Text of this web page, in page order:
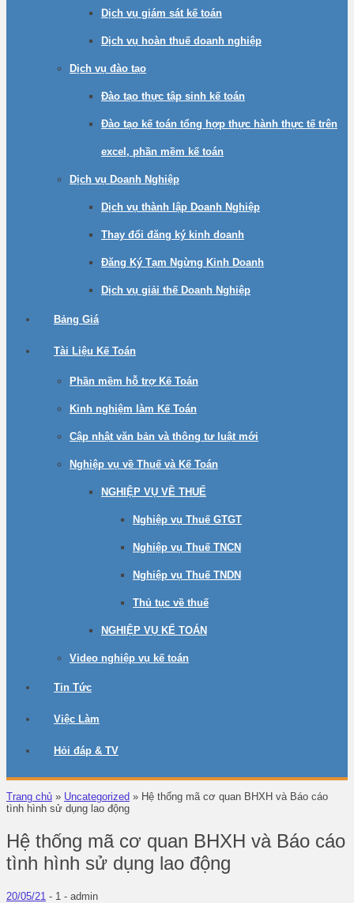
Dịch vụ giám sát kế toán
Dịch vụ hoàn thuế doanh nghiệp
Dịch vụ đào tạo
Đào tạo thực tập sinh kế toán
Đào tạo kế toán tổng hợp thực hành thực tế trên
excel, phần mềm kế toán
Dịch vụ Doanh Nghiệp
Dịch vụ thành lập Doanh Nghiệp
Thay đổi đăng ký kinh doanh
Đăng Ký Tạm Ngừng Kinh Doanh
Dịch vụ giải thế Doanh Nghiệp
Bảng Giá
Tài Liệu Kế Toán
Phần mềm hỗ trợ Kế Toán
Kinh nghiệm làm Kế Toán
Cập nhật văn bản và thông tư luật mới
Nghiệp vụ về Thuế và Kế Toán
NGHIỆP VỤ VỀ THUẾ
Nghiệp vụ Thuế GTGT
Nghiệp vụ Thuế TNCN
Nghiệp vụ Thuế TNDN
Thủ tục về thuế
NGHIỆP VỤ KẾ TOÁN
Video nghiệp vụ kế toán
Tin Tức
Việc Làm
Hỏi đáp & TV
Trang chủ » Uncategorized » Hệ thống mã cơ quan BHXH và Báo cáo
tình hình sử dụng lao động
Hệ thống mã cơ quan BHXH và Báo cáo
tình hình sử dụng lao động
20/05/21 - 1 - admin